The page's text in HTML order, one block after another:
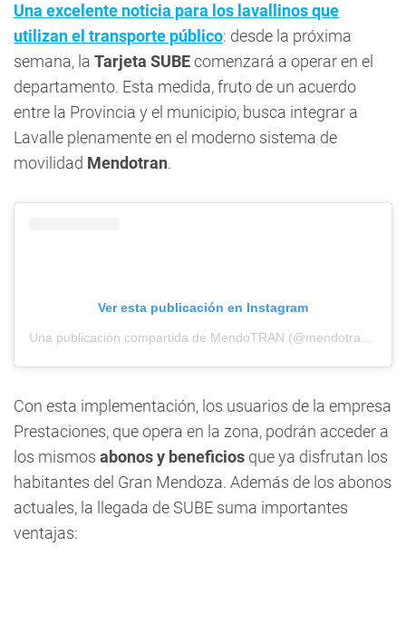
Una excelente noticia para los lavallinos que
utilizan el transporte público: desde la próxima
semana, la Tarjeta SUBEcomenzará a operar en el
departamento. Esta medida, fruto de un acuerdo
entre la Provincia y el municipio, busca integrar a
Lavalle plenamente en el moderno sistema de
movilidad Mendotran.
Ver esta publicación en Instagram
Con esta implementación, los usuarios de la empresa
Prestaciones, que opera en la zona, podrán acceder a
los mismos abonos y beneficios que ya disfrutan los
habitantes del Gran Mendoza. Además de los abonos
actuales, la llegada de SUBE suma importantes
ventajas: